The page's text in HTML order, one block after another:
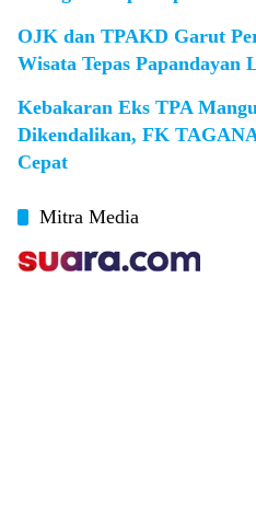
OJK dan TPAKD Garut
Wisata Tepas Papandayan
Kebakaran Eks TPA
Dikendalikan, FK
Cepat
Mitra Media